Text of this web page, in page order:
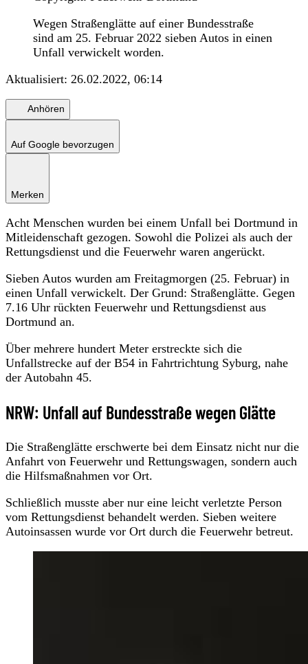
Wegen Straßenglätte auf einer Bundesstraße
sind am 25. Februar 2022 sieben Autos in einen
Unfall verwickelt worden.
Aktualisiert: 26.02.2022, 06:14
Anhören
Auf Google bevorzugen
Merken
Acht Menschen wurden bei einem Unfall bei Dortmund in
Mitleidenschaft gezogen. Sowohl die Polizei als auch der
Rettungsdienst und die Feuerwehr waren angerückt.
Sieben Autos wurden am Freitagmorgen (25. Februar) in
einen Unfall verwickelt. Der Grund: Straßenglätte. Gegen
7.16 Uhr rückten Feuerwehr und Rettungsdienst aus
Dortmund an.
Über mehrere hundert Meter erstreckte sich die
Unfallstrecke auf der B54 in Fahrtrichtung Syburg, nahe
der Autobahn 45.
NRW: Unfall auf Bundesstraße wegen Glätte
Die Straßenglätte erschwerte bei dem Einsatz nicht nur die
Anfahrt von Feuerwehr und Rettungswagen, sondern auch
die Hilfsmaßnahmen vor Ort.
Schließlich musste aber nur eine leicht verletzte Person
vom Rettungsdienst behandelt werden. Sieben weitere
Autoinsassen wurde vor Ort durch die Feuerwehr betreut.